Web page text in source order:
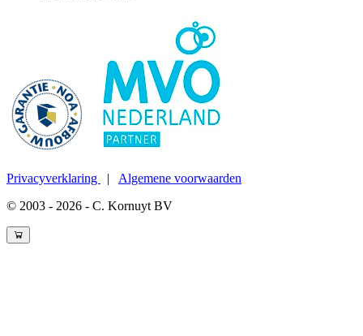
Privacyverklaring | Algemene voorwaarden
© 2003 - 2026 - C. Kornuyt BV